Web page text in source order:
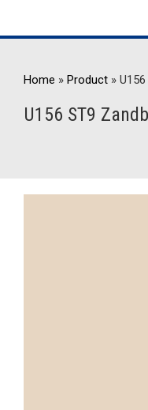
Home » Product »
U156 ST9